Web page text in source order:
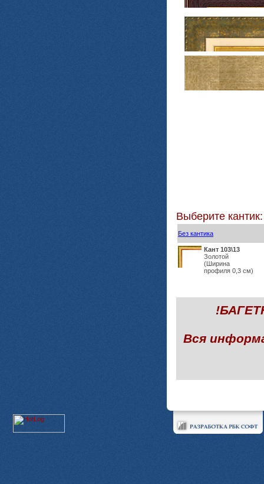
Выберите кантик:
Без кантика
Кант 103\13
Золотой
(Ширина
профиля 0,3 см)
Вся